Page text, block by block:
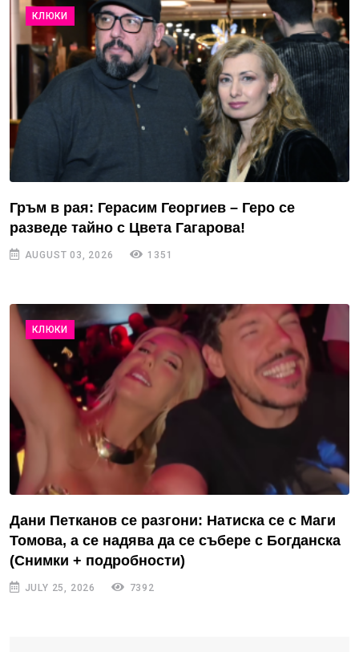
КЛЮКИ
Гръм в рая: Герасим Георгиев – Геро се
разведе тайно с Цвета Гагарова!
AUGUST 03, 2026 1351
КЛЮКИ
Дани Петканов се разгони: Натиска се с Маги
Томова, а се надява да се събере с Богданска
(Снимки + подробности)
JULY 25, 2026 7392